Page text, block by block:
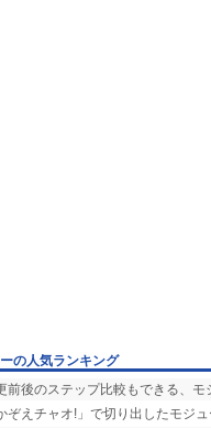
の人気ランキング
前後のステップ比較もできる、
ぞえチャオ!」で切り出したモジ